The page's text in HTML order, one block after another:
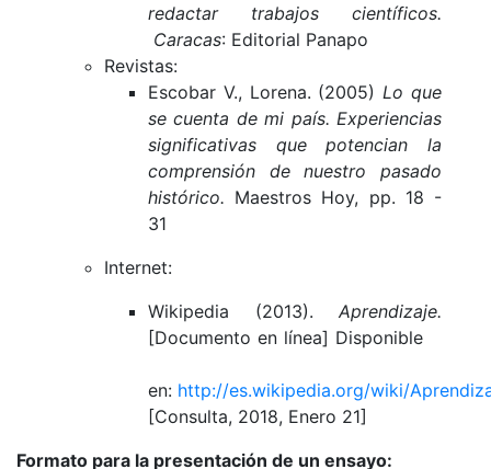
redactar trabajos científicos.
Caracas: Editorial Panapo
Revistas:
Escobar V., Lorena. (2005) Lo que
se cuenta de mi país. Experiencias
significativas que potencian la
comprensión de nuestro pasado
histórico. Maestros Hoy, pp. 18 -
31
Internet:
Wikipedia (2013). Aprendizaje.
[Documento en línea] Disponible
en: http://es.wikipedia.org/wiki/
[Consulta, 2018, Enero 21]
Formato para la presentación de un ensayo: